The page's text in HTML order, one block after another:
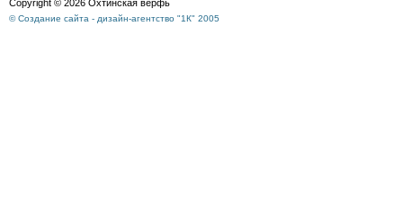
Copyright © 2026 Охтинская верфь
© Создание сайта - дизайн-агентство "1К" 2005